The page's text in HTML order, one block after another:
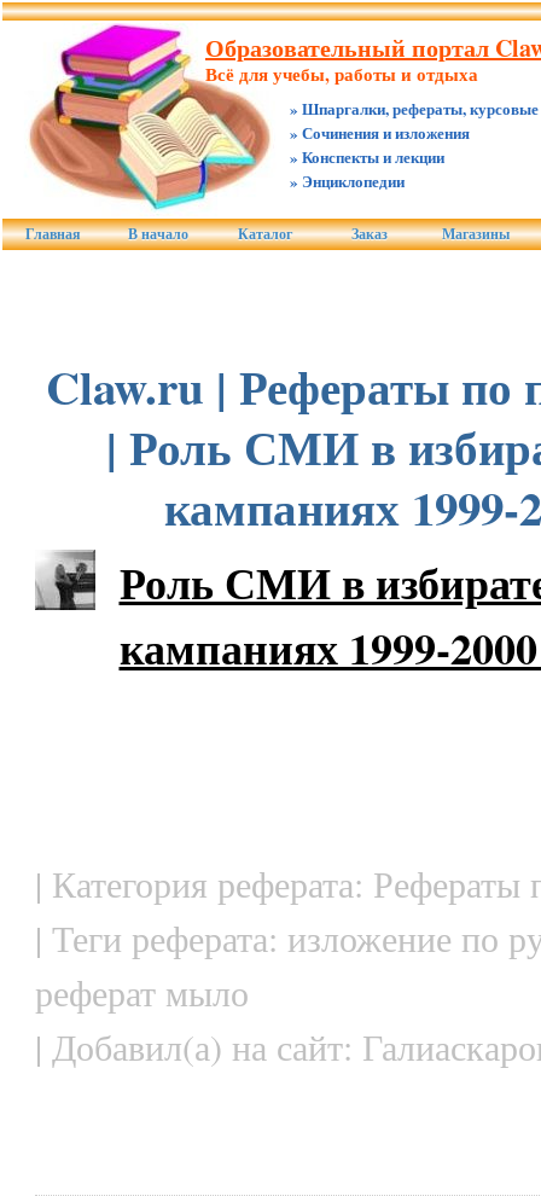
Образовательный портал
Всё для учебы, работы и отдыха
» Шпаргалки, рефераты, курсовые
» Сочинения и изложения
» Конспекты и лекции
» Энциклопедии
Главная В начало Каталог Заказ Магазины
Claw.ru | Рефераты по
| Роль СМИ в
кампаниях 1999-
Роль СМИ в
кампаниях 1999-
| Категория реферата: Рефераты
| Теги реферата: изложение по
реферат мыло
| Добавил(а) на сайт: